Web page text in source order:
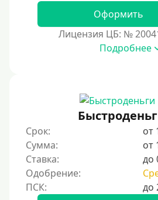
Оформить
Лицензия ЦБ: №
Подробнее
Срок:
от
Сумма:
от
Ставка:
до
Одобрение: